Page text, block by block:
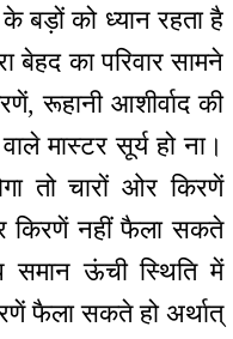
बड़ों को ध्यान रहता है
बेहद का परिवार सामने
रूहानी आशीर्वाद की
मास्टर सूर्य हो ना।
तो चारों ओर किरणें
किरणें नहीं फैला सकते
ऊंची स्थिति में
फैला सकते हो अर्थात्